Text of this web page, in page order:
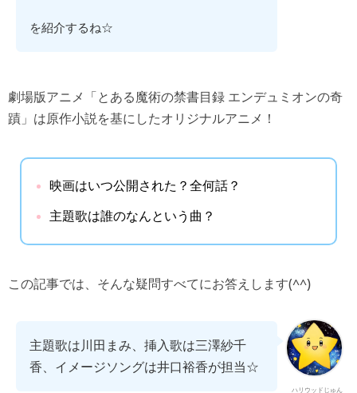
を紹介するね☆
劇場版アニメ「とある魔術の禁書目録 エンデュミオンの奇
蹟」は原作小説を基にしたオリジナルアニメ！
映画はいつ公開された？全何話？
主題歌は誰のなんという曲？
この記事では、そんな疑問すべてにお答えします(^^)
ハリウッドじゅん
主題歌は川田まみ、挿入歌は三澤紗千
香、イメージソングは井口裕香が担当☆